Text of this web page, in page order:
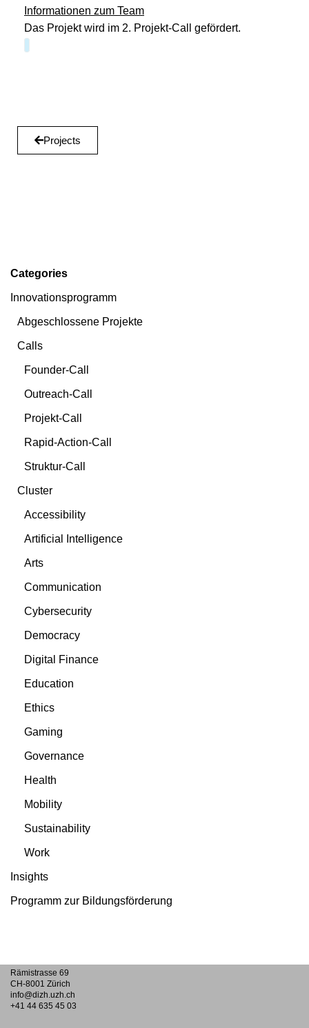
Informationen zum Team
Das Projekt wird im 2. Projekt-Call gefördert.
Projects
Categories
Innovationsprogramm
Abgeschlossene Projekte
Calls
Founder-Call
Outreach-Call
Projekt-Call
Rapid-Action-Call
Struktur-Call
Cluster
Accessibility
Artificial Intelligence
Arts
Communication
Cybersecurity
Democracy
Digital Finance
Education
Ethics
Gaming
Governance
Health
Mobility
Sustainability
Work
Insights
Programm zur Bildungsförderung
Rämistrasse 69
CH-8001 Zürich
info@dizh.uzh.ch
+41 44 635 45 03